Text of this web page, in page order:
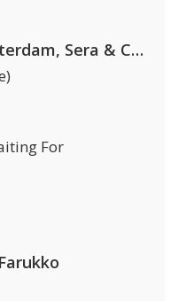
Kris Kross Amsterdam, Sera & Conor Maynard
For